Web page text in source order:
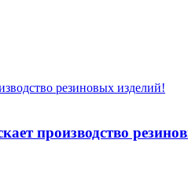
производство